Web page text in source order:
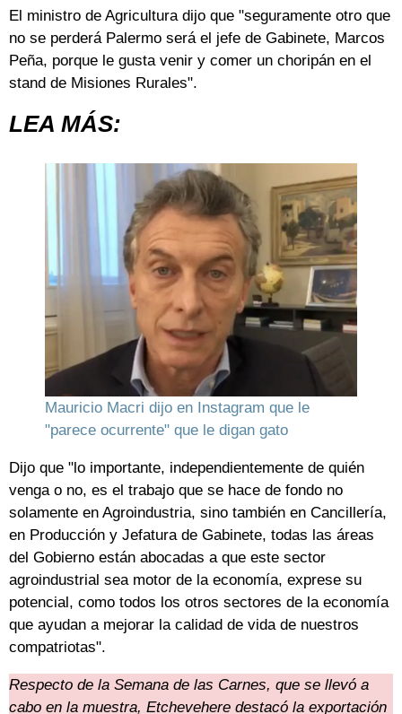
El ministro de Agricultura dijo que "seguramente otro que
no se perderá Palermo será el jefe de Gabinete, Marcos
Peña, porque le gusta venir y comer un choripán en el
stand de Misiones Rurales".
LEA MÁS:
Mauricio Macri dijo en Instagram que le
"parece ocurrente" que le digan gato
Dijo que "lo importante, independientemente de quién
venga o no, es el trabajo que se hace de fondo no
solamente en Agroindustria, sino también en Cancillería,
en Producción y Jefatura de Gabinete, todas las áreas
del Gobierno están abocadas a que este sector
agroindustrial sea motor de la economía, exprese su
potencial, como todos los otros sectores de la economía
que ayudan a mejorar la calidad de vida de nuestros
compatriotas".
Respecto de la Semana de las Carnes, que se llevó a
cabo en la muestra, Etchevehere destacó la exportación